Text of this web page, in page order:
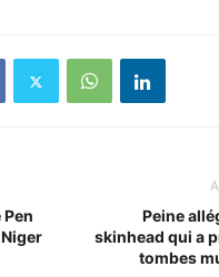
Peine
skinhead qui a
tombes